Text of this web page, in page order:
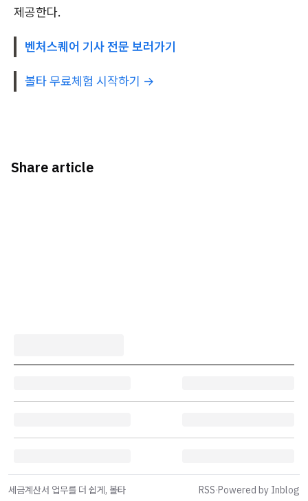
제공한다.
벤처스퀘어 기사 전문 보러가기
볼타 무료체험 시작하기 →
Share article
세금계산서 업무를 더 쉽게, 볼타 RSS·Powered by Inblog